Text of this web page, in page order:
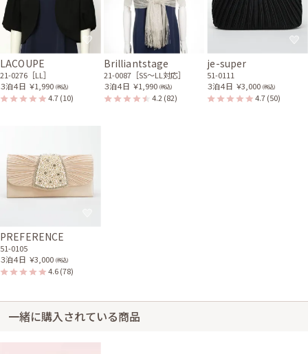
身長155cm【LLサイズ】 (バスト：F75)
30代前半
2022/05/08
結婚式 (友人として)
サイズはやや大きく、丈はひざ下でした。 黄色のドレスとストールを使用
させていただきました。 きれいな状態で届き、大変満足しました。 レンタ
ル品なので仕方のないことですが、少し大きかったかな…と袖を通して思い
グリーンのスタイルアップ
ドレープドレス
11-0905
LACOUPE
21-0276［LL］
３泊４日 ￥1,990 (税込)
4.7(10)
Brilliantstage
21-0087［SS〜LL対応］
３泊４日 ￥1,990 (税込)
4.2 (82)
je-super
51-0111
３泊４日 ￥3,000 (税込)
4.7(50)
PREFERENCE
51-0105
３泊４日 ￥3,000 (税込)
4.6(78)
一緒に購入されている商品